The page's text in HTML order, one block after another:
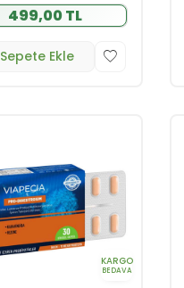
499,00 TL
Sepete Ekle
KARGO
BEDAVA